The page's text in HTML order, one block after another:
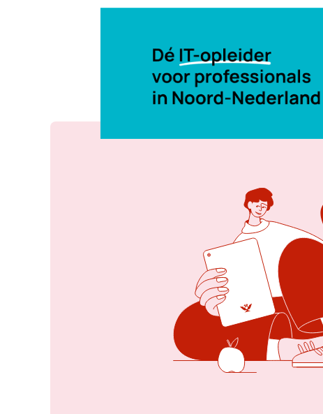
4 apr 2024, 09:15